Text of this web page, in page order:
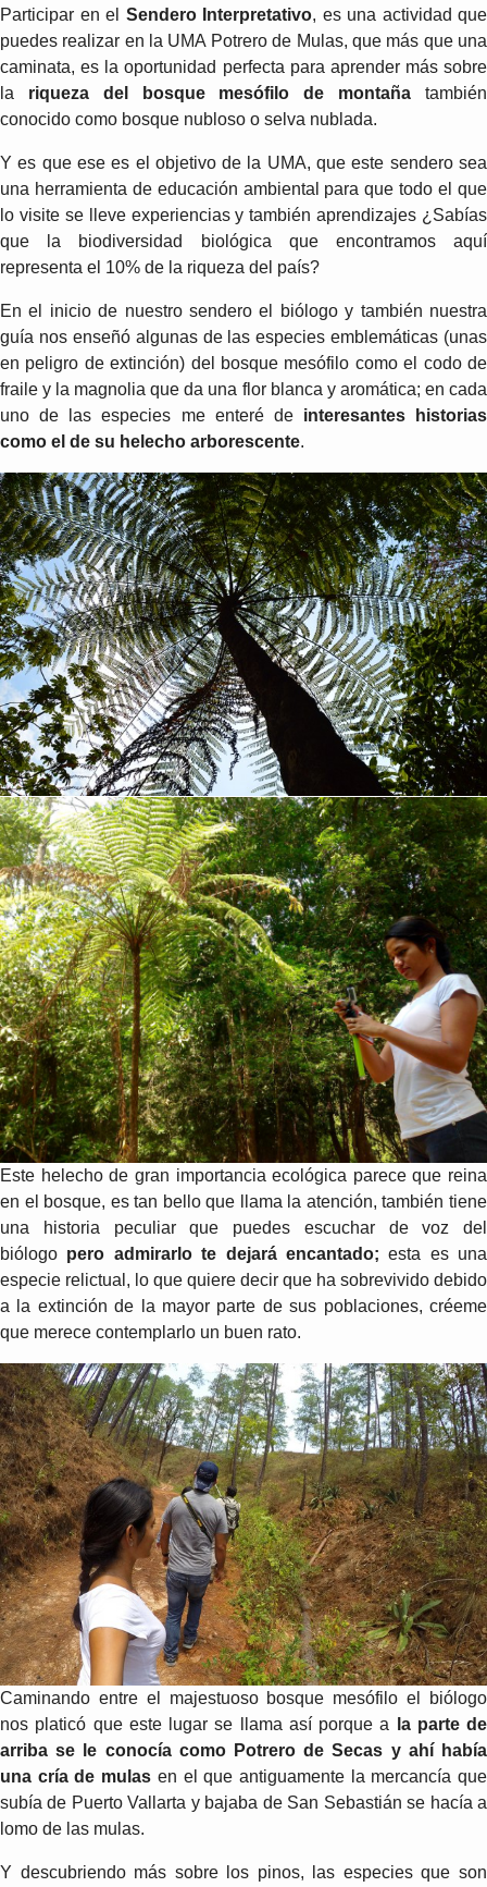
Participar en el Sendero Interpretativo, es una actividad que
puedes realizar en la UMA Potrero de Mulas, que más que una
caminata, es la oportunidad perfecta para aprender más sobre
la riqueza del bosque mesófilo de montaña también
conocido como bosque nubloso o selva nublada.
Y es que ese es el objetivo de la UMA, que este sendero sea
una herramienta de educación ambiental para que todo el que
lo visite se lleve experiencias y también aprendizajes ¿Sabías
que la biodiversidad biológica que encontramos aquí
representa el 10% de la riqueza del país?
En el inicio de nuestro sendero el biólogo y también nuestra
guía nos enseñó algunas de las especies emblemáticas (unas
en peligro de extinción) del bosque mesófilo como el codo de
fraile y la magnolia que da una flor blanca y aromática; en cada
uno de las especies me enteré de interesantes historias
como el de su helecho arborescente.
Este helecho de gran importancia ecológica parece que reina
en el bosque, es tan bello que llama la atención, también tiene
una historia peculiar que puedes escuchar de voz del
biólogo pero admirarlo te dejará encantado; esta es una
especie relictual, lo que quiere decir que ha sobrevivido debido
a la extinción de la mayor parte de sus poblaciones, créeme
que merece contemplarlo un buen rato.
Caminando entre el majestuoso bosque mesófilo el biólogo
nos platicó que este lugar se llama así porque a la parte de
arriba se le conocía como Potrero de Secas y ahí había
una cría de mulas en el que antiguamente la mercancía que
subía de Puerto Vallarta y bajaba de San Sebastián se hacía a
lomo de las mulas.
Y descubriendo más sobre los pinos, las especies que son